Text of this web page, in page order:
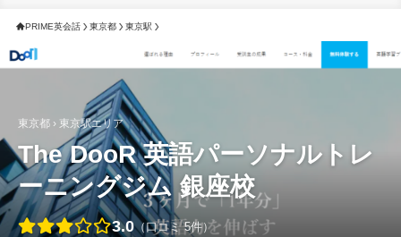
PRIME英会話 東京都 東京駅
東京都 › 東京駅エリア
The DooR 英語パーソナルトレ
ーニングジム 銀座校
3.0（口コミ 5件）